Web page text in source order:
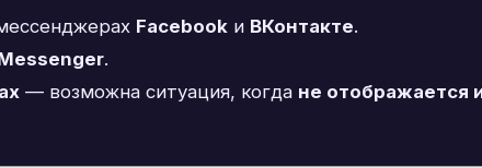
Facebook и ВКонтакте.
.
— возможна ситуация, когда не отображается